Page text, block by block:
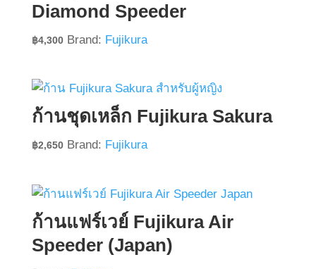
Diamond Speeder
฿4,300 Brand: Fujikura
ก้านชุดเหล็ก Fujikura Sakura
฿2,650 Brand: Fujikura
ก้านแฟร์เวย์ Fujikura Air
Speeder (Japan)